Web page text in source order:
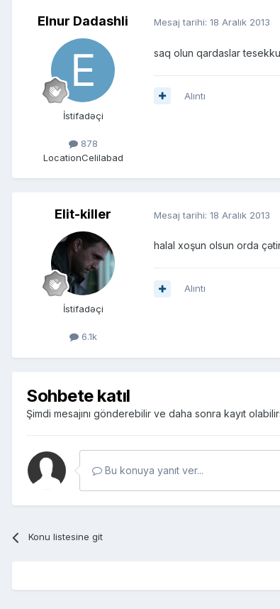
Elnur Dadashli
İstifadəçi
878
LocationCelilabad
Mesaj tarihi: 18 Aralık 2013
saq olun qardaslar
Alıntı
Elit-killer
İstifadəçi
6.1k
Mesaj tarihi: 18 Aralık 2013
halal xoşun olsun orda
Alıntı
Sohbete katıl
Şimdi mesajını gönderebilir ve daha sonra kayıt
Bu konuya yanıt ver...
Konu listesine git